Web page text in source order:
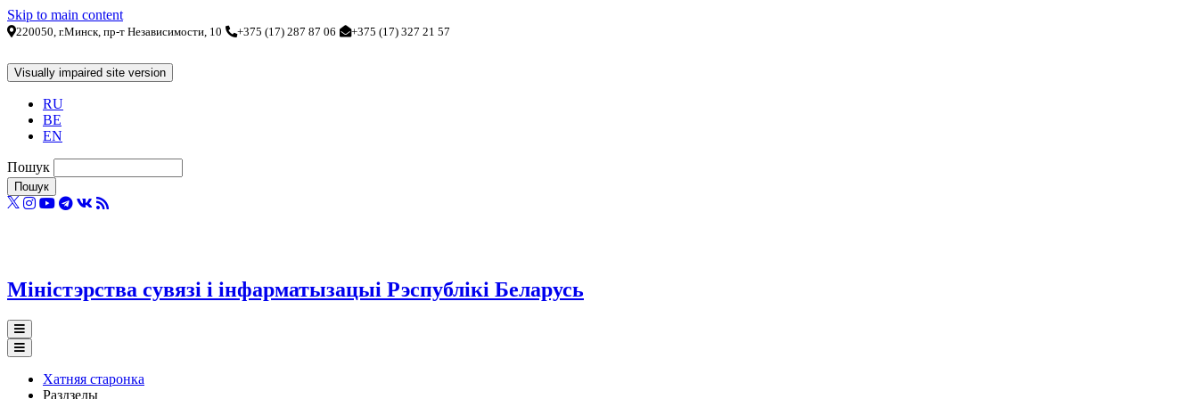
Skip to main content
220050, г.Минск, пр-т Независимости, 10 +375 (17) 287 87 06 +375 (17) 327 21 57
RU
BE
EN
Пошук
Міністэрства сувязі і інфарматызацыі Рэспублікі Беларусь
Хатняя старонка
Раздзелы